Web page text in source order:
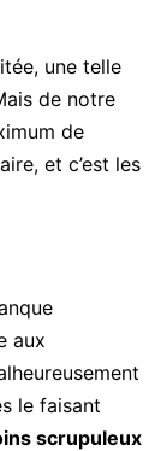
une telle
de notre
de
et c’est les
aux
le faisant
scrupuleux